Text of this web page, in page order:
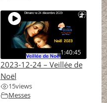
1:40:45
2023-12-24 – Veillée de
Noël
15views
Messes